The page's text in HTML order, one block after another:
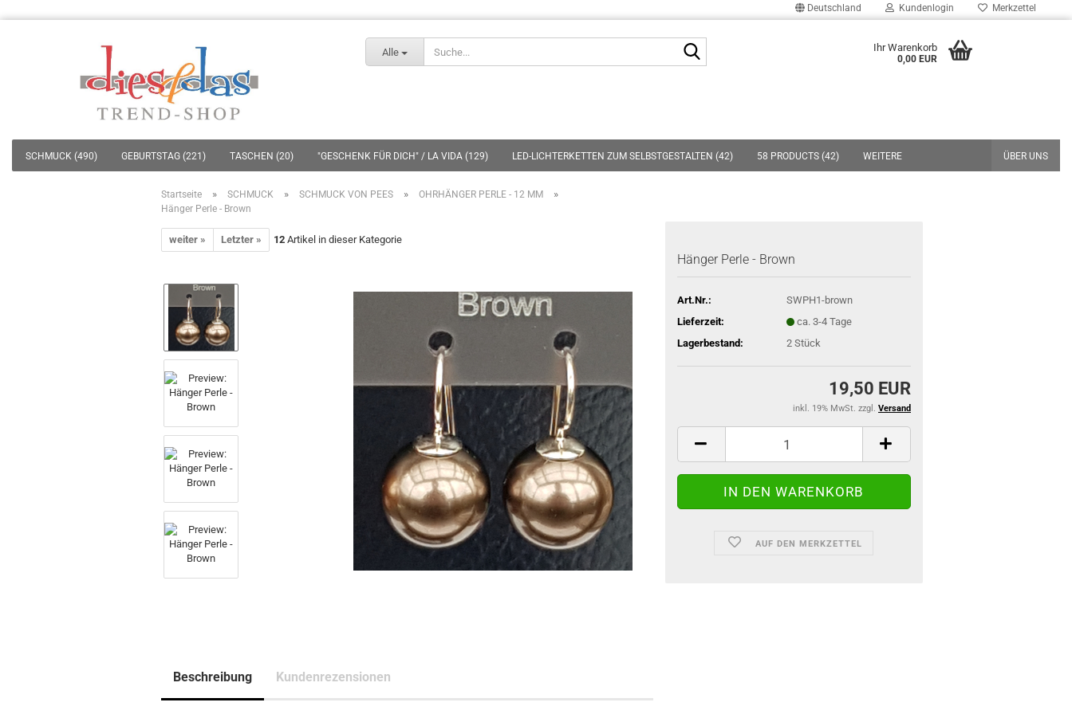
Deutschland Kundenlogin Merkzettel
Alle Ihr Warenkorb
0,00 EUR
SCHMUCK (490) GEBURTSTAG (221) TASCHEN (20) "GESCHENK FÜR DICH" / LA VIDA (129) LED-LICHTERKETTEN ZUM SELBSTGESTALTEN (42) 58 PRODUCTS (42) ÜBER UNS
WEITERE
Startseite » SCHMUCK » SCHMUCK VON PEES » OHRHÄNGER PERLE - 12 MM »
Hänger Perle - Brown
weiter » Letzter » 12 Artikel in dieser Kategorie
Hänger Perle - Brown
Art.Nr.:
SWPH1-brown
Lieferzeit:
ca. 3-4 Tage
Lagerbestand:
2 Stück
19,50 EUR
inkl. 19% MwSt. zzgl. Versand
AUF DEN MERKZETTEL
Beschreibung Kundenrezensionen